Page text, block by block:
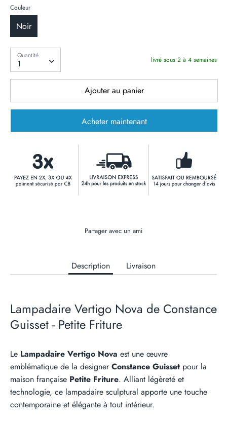
Couleur
Noir
Quantité
1
Quantité livré sous 2 à 4 semaines
Ajouter au panier
Acheter maintenant
Partager avec un ami
Description Livraison
Lampadaire Vertigo Nova de Constance
Guisset - Petite Friture
Le Lampadaire Vertigo Nova est une œuvre
emblématique de la designerConstance Guisset pour la
maison française Petite Friture. Alliant légèreté et
technologie, ce lampadaire sculptural apporte une touche
contemporaine et élégante à tout intérieur.